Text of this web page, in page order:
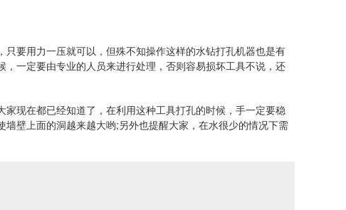
要用力一压就可以，但殊不知操作这样的水钻打孔机器也是有
一定要由专业的人员来进行处理，否则容易损坏工具不说，还
现在都已经知道了，在利用这种工具打孔的时候，手一定要稳
壁上面的洞越来越大哟;另外也提醒大家，在水很少的情况下需